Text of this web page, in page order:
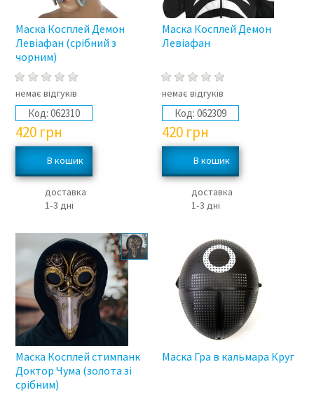
Маска Косплей Демон
Левіафан (срібний з
чорним)
немає відгуків
Код: 062310
420 грн
доставка
1‑3 дні
Маска Косплей Демон
Левіафан
немає відгуків
Код: 062309
420 грн
доставка
1‑3 дні
Маска Косплей стимпанк
Доктор Чума (золота зі
срібним)
Маска Гра в кальмара Круг